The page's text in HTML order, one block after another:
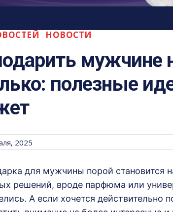
НОВОСТИ
мужчине
полезные
2025
для мужчины порой становится
решений, вроде парфюма или
А если хочется действительно